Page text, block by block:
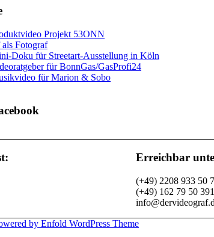
Projekt 53ONN
Fotograf
Doku für Streetart-Ausstellung in Köln
für BonnGas/GasProfi24
für Marion & Sobo
Erreichbar
(+49) 2208 933 50
(+49) 162 79 50 391
by Enfold WordPress Theme